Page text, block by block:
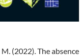
(2022). The absence